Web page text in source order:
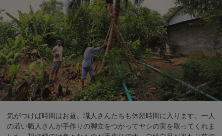
気がつけば時間はお昼。職人さんたちも休憩時間に入ります。一人
の若い職人さんが手作りの脚立をつかってヤシの実を取ってくれま